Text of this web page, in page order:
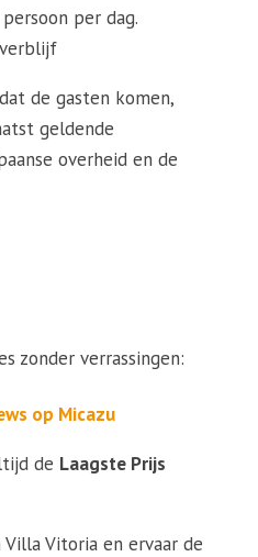
per dag.
de gasten komen,
geldende
overheid en de
zonder verrassingen:
op Micazu
de Laagste Prijs
Vitoria en ervaar de